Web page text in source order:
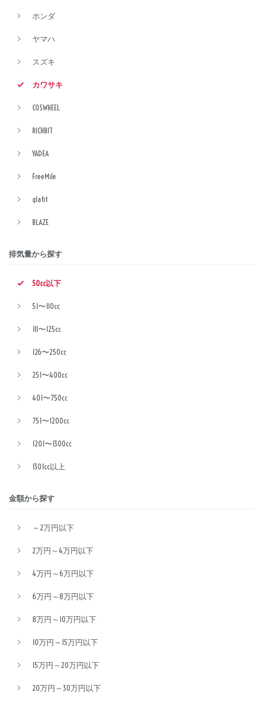
ホンダ
ヤマハ
スズキ
カワサキ
COSWHEEL
RICHBIT
YADEA
FreeMile
glafit
BLAZE
排気量から探す
50cc以下
51〜110cc
111〜125cc
126〜250cc
251〜400cc
401〜750cc
751〜1200cc
1201〜1300cc
1301cc以上
金額から探す
～2万円以下
2万円～4万円以下
4万円～6万円以下
6万円～8万円以下
8万円～10万円以下
10万円～15万円以下
15万円～20万円以下
20万円～30万円以下